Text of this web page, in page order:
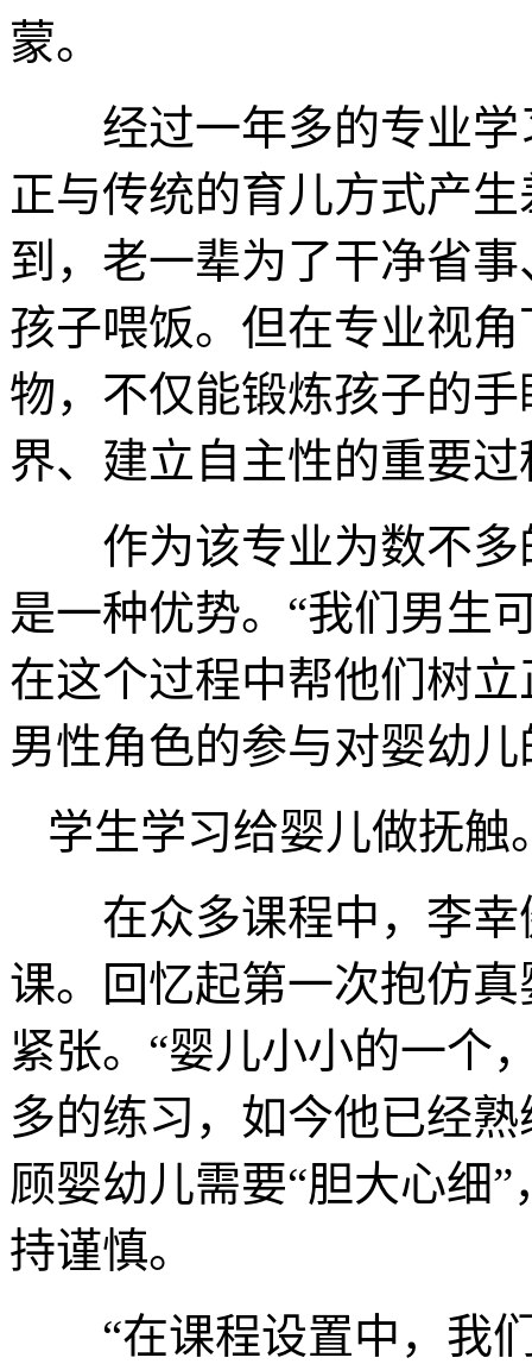
蒙。
经过一年多的专业学
正与传统的育儿方式产
到，老一辈为了干净省
孩子喂饭。但在专业视
物，不仅能锻炼孩子的
界、建立自主性的重要过
作为该专业为数不多
是一种优势。“我们男生
在这个过程中帮他们树
男性角色的参与对婴幼
学生学习给婴儿做抚触
在众多课程中，李幸
课。回忆起第一次抱仿
紧张。“婴儿小小的一个
多的练习，如今他已经
顾婴幼儿需要“胆大心细
持谨慎。
“在课程设置中，我们